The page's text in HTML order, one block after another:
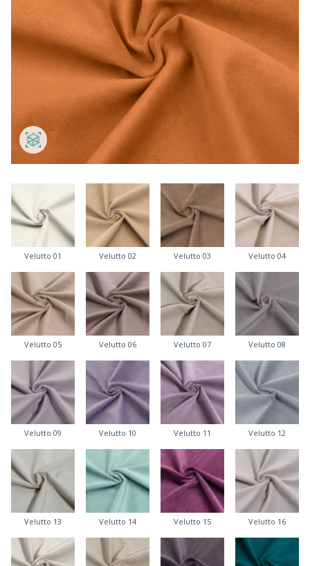
Velutto 01 Velutto 02 Velutto 03 Velutto 04
Velutto 05 Velutto 06 Velutto 07 Velutto 08
Velutto 09 Velutto 10 Velutto 11 Velutto 12
Velutto 13 Velutto 14 Velutto 15 Velutto 16